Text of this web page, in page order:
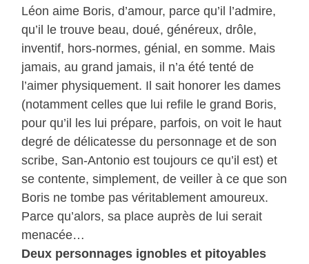
Léon aime Boris, d’amour, parce qu’il l’admire,
qu’il le trouve beau, doué, généreux, drôle,
inventif, hors-normes, génial, en somme. Mais
jamais, au grand jamais, il n’a été tenté de
l’aimer physiquement. Il sait honorer les dames
(notamment celles que lui refile le grand Boris,
pour qu’il les lui prépare, parfois, on voit le haut
degré de délicatesse du personnage et de son
scribe, San-Antonio est toujours ce qu’il est) et
se contente, simplement, de veiller à ce que son
Boris ne tombe pas véritablement amoureux.
Parce qu’alors, sa place auprès de lui serait
menacée…
Deux personnages ignobles et pitoyables